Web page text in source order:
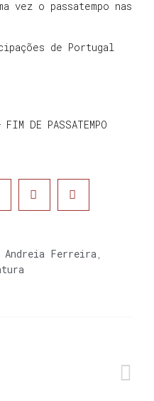
vez o passatempo nas
de Portugal
FIM DE PASSATEMPO
Andreia Ferreira